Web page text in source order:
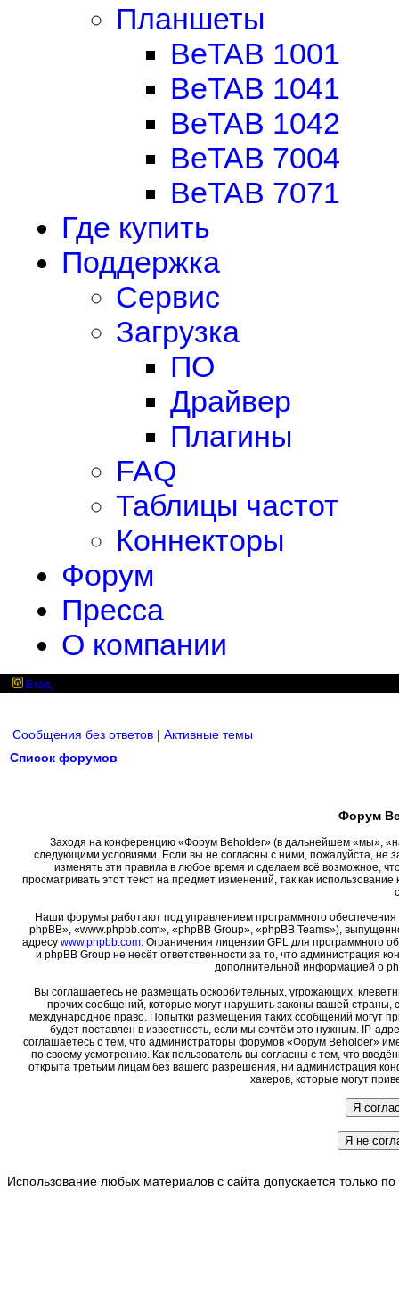
Планшеты
BeTAB 1001
BeTAB 1041
BeTAB 1042
BeTAB 7004
BeTAB 7071
Где купить
Поддержка
Сервис
Загрузка
ПО
Драйвер
Плагины
FAQ
Таблицы частот
Коннекторы
Форум
Пресса
О компании
Вход
Сообщения без ответов | Активные темы
Список форумов
Форум
Заходя на конференцию «Форум Beholder» (в дальнейшем «мы»,
следующими условиями. Если вы не согласны с ними, пожалуйста, не
изменять эти правила в любое время и сделаем всё возможное,
просматривать этот текст на предмет изменений, так как
Наши форумы работают под управлением программного
phpBB», «www.phpbb.com», «phpBB Group», «phpBB Teams»),
адресу www.phpbb.com. Ограничения лицензии GPL для программного
и phpBB Group не несёт ответственности за то, что администрация
дополнительной информацией о
Вы соглашаетесь не размещать оскорбительных, угрожающих,
прочих сообщений, которые могут нарушить законы вашей страны,
международное право. Попытки размещения таких сообщений могут
будет поставлен в известность, если мы сочтём это нужным. IP-
соглашаетесь с тем, что администраторы форумов «Форум Beholder»
по своему усмотрению. Как пользователь вы согласны с тем, что
открыта третьим лицам без вашего разрешения, ни администрация
хакеров, которые могут
Использование любых материалов с сайта допускается только